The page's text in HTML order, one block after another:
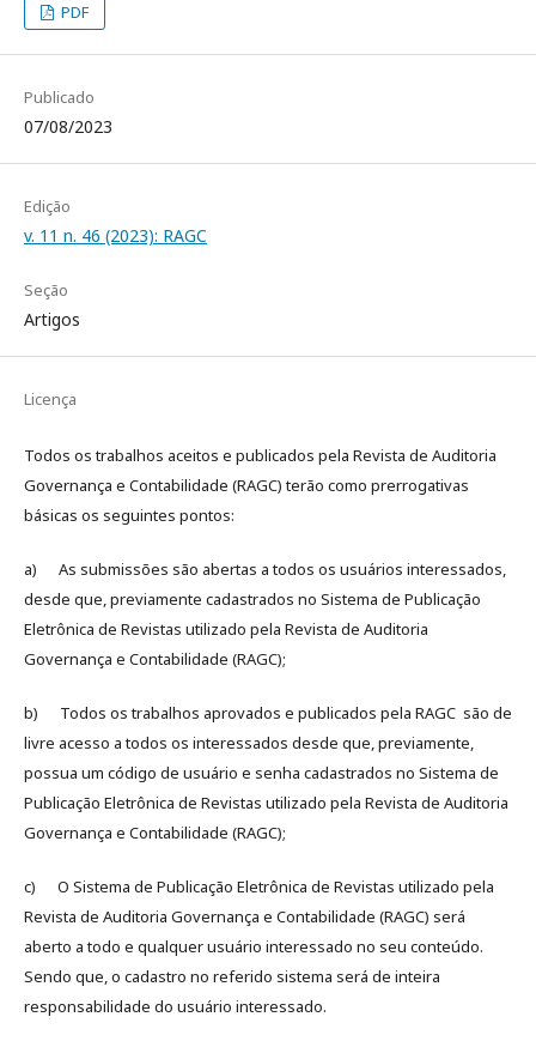
PDF
Publicado
07/08/2023
Edição
v. 11 n. 46 (2023): RAGC
Seção
Artigos
Licença
Todos os trabalhos aceitos e publicados pela Revista de Auditoria
Governança e Contabilidade (RAGC) terão como prerrogativas
básicas os seguintes pontos:
a) As submissões são abertas a todos os usuários interessados,
desde que, previamente cadastrados no Sistema de Publicação
Eletrônica de Revistas utilizado pela Revista de Auditoria
Governança e Contabilidade (RAGC);
b) Todos os trabalhos aprovados e publicados pela RAGC são de
livre acesso a todos os interessados desde que, previamente,
possua um código de usuário e senha cadastrados no Sistema de
Publicação Eletrônica de Revistas utilizado pela Revista de Auditoria
Governança e Contabilidade (RAGC);
c) O Sistema de Publicação Eletrônica de Revistas utilizado pela
Revista de Auditoria Governança e Contabilidade (RAGC) será
aberto a todo e qualquer usuário interessado no seu conteúdo.
Sendo que, o cadastro no referido sistema será de inteira
responsabilidade do usuário interessado.